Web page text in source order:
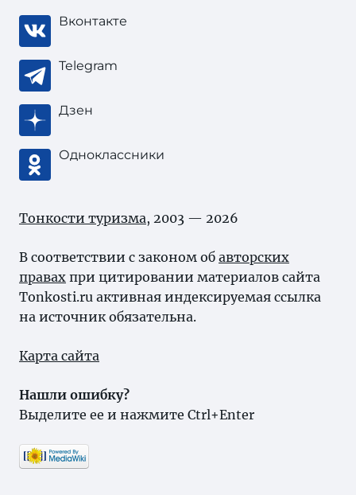
Вконтакте
Telegram
Дзен
Одноклассники
Тонкости туризма, 2003 — 2026
В соответствии с законом об авторских
правах при цитировании материалов сайта
Tonkosti.ru активная индексируемая ссылка
на источник обязательна.
Карта сайта
Нашли ошибку?
Выделите ее и нажмите Ctrl+Enter